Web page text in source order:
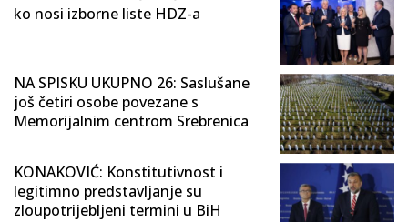
ko nosi izborne liste HDZ-a
NA SPISKU UKUPNO 26: Saslušane
još četiri osobe povezane s
Memorijalnim centrom Srebrenica
KONAKOVIĆ: Konstitutivnost i
legitimno predstavljanje su
zloupotrijebljeni termini u BiH